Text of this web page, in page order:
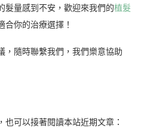
髮量感到不安，歡迎來我們的植髮
合你的治療選擇！
，隨時聯繫我們，我們樂意協助
可以接著閱讀本站近期文章：